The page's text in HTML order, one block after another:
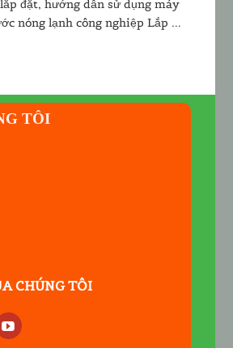
đặt, hướng dẫn sử dụng máy
nóng lạnh công nghiệp Lắp ...
TÔI
CHÚNG TÔI